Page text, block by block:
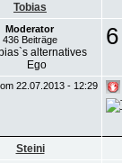
Tobias
Moderator
436 Beiträge
22.07.2013 - 12:29
Steini